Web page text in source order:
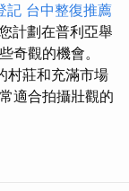
記 台中整復推薦
計劃在普利亞舉
奇觀的機會。
村莊和充滿市場
適合拍攝壯觀的